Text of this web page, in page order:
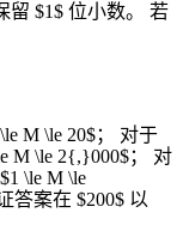
留 $1$ 位小数。 若
M \le 20$； 对于
M \le 2{,}000$； 对
\le M \le
答案在 $200$ 以